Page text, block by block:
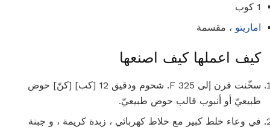
1 كوب
اماريتو ، مقسمة
كيف اعملها كيف اصنعها
سخّنت فرن إلى 325 F. شحوم ودقيق 12 [كب] [كنّ] حوض
طبيعيّ أو أنبوب قالب حوض طبيعيّ.
في وعاء خلط كبير مع خلاط كهربائي ، زبدة كريمة ، و جبنة